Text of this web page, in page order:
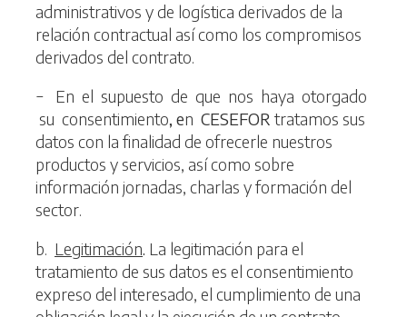
administrativos y de logística derivados de la
relación contractual así como los compromisos
derivados del contrato.
− En el supuesto de que nos haya otorgado
su consentimiento, en CESEFORtratamos sus
datos con la finalidad de ofrecerle nuestros
productos y servicios, así como sobre
información jornadas, charlas y formación del
sector.
b. Legitimación. La legitimación para el
tratamiento de sus datos es el consentimiento
expreso del interesado, el cumplimiento de una